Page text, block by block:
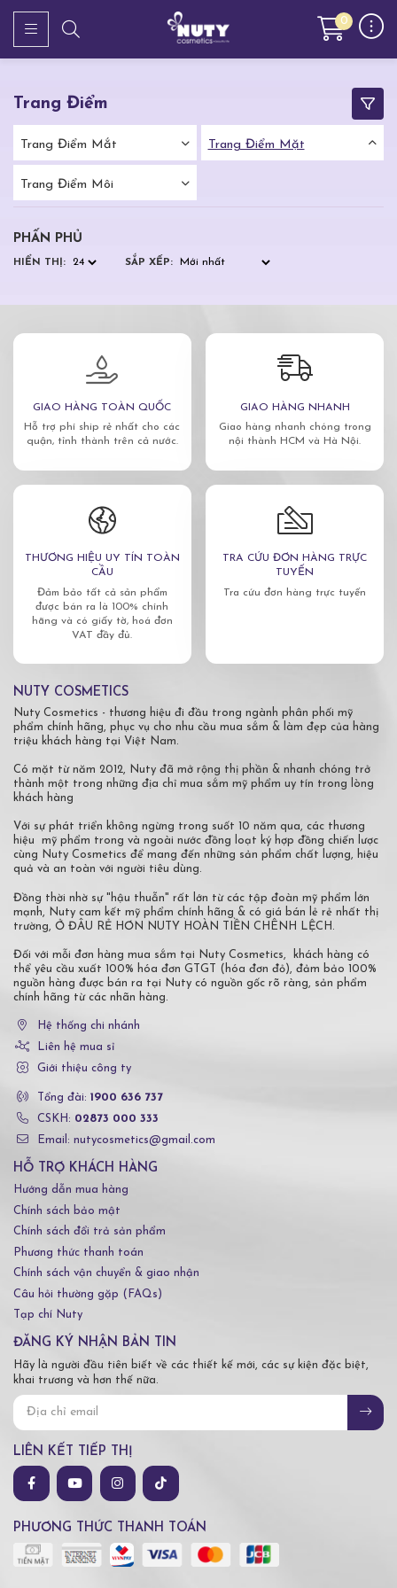
0
Trang Điểm
Trang Điểm Mắt Trang Điểm Mặt
Trang Điểm Môi
PHẤN PHỦ
HIỂN THỊ: SẮP XẾP:
GIAO HÀNG TOÀN QUỐC
Hỗ trợ phí ship rẻ nhất cho các
quận, tỉnh thành trên cả nước.
GIAO HÀNG NHANH
Giao hàng nhanh chóng trong
nội thành HCM và Hà Nội.
THƯƠNG HIỆU UY TÍN TOÀN
CẦU
Đảm bảo tất cả sản phẩm
được bán ra là 100% chính
hãng và có giấy tờ, hoá đơn
VAT đầy đủ.
TRA CỨU ĐƠN HÀNG TRỰC
TUYẾN
Tra cứu đơn hàng trực tuyến
NUTY COSMETICS
Nuty Cosmetics - thương hiệu đi đầu trong ngành phân phối mỹ
phẩm chính hãng, phục vụ cho nhu cầu mua sắm & làm đẹp của hàng
triệu khách hàng tại Việt Nam.
Có mặt từ năm 2012, Nuty đã mở rộng thị phần & nhanh chóng trở
thành một trong những địa chỉ mua sắm mỹ phẩm uy tín trong lòng
khách hàng
Với sự phát triển không ngừng trong suốt 10 năm qua, các thương
hiệu mỹ phẩm trong và ngoài nước đồng loạt ký hợp đồng chiến lược
cùng Nuty Cosmetics để mang đến những sản phẩm chất lượng, hiệu
quả và an toàn với người tiêu dùng.
Đồng thời nhờ sự "hậu thuẫn" rất lớn từ các tập đoàn mỹ phẩm lớn
mạnh, Nuty cam kết mỹ phẩm chính hãng & có giá bán lẻ rẻ nhất thị
trường, Ở ĐÂU RẺ HƠN NUTY HOÀN TIỀN CHÊNH LỆCH.
Đối với mỗi đơn hàng mua sắm tại Nuty Cosmetics, khách hàng có
thể yêu cầu xuất 100% hóa đơn GTGT (hóa đơn đỏ), đảm bảo 100%
nguồn hàng được bán ra tại Nuty có nguồn gốc rõ ràng, sản phẩm
chính hãng từ các nhãn hàng.
Hệ thống chi nhánh
Liên hệ mua sỉ
Giới thiệu công ty
Tổng đài: 1900 636 737
CSKH: 02873 000 333
Email: nutycosmetics@gmail.com
HỖ TRỢ KHÁCH HÀNG
Hướng dẫn mua hàng
Chính sách bảo mật
Chính sách đổi trả sản phẩm
Phương thức thanh toán
Chính sách vận chuyển & giao nhận
Câu hỏi thường gặp (FAQs)
Tạp chí Nuty
ĐĂNG KÝ NHẬN BẢN TIN
Hãy là người đầu tiên biết về các thiết kế mới, các sự kiện đặc biệt,
khai trương và hơn thế nữa.
LIÊN KẾT TIẾP THỊ
PHƯƠNG THỨC THANH TOÁN